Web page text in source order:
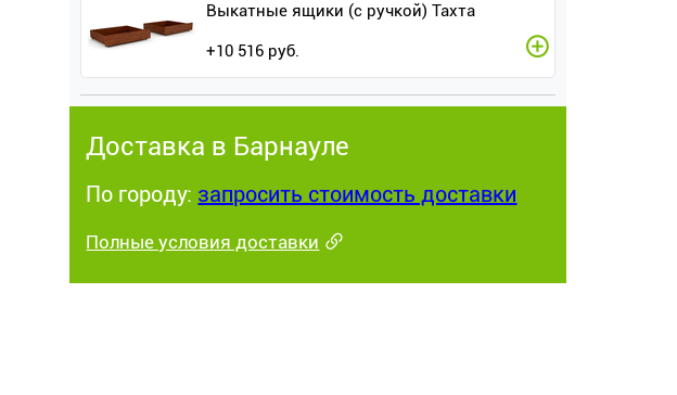
Выкатные ящики (с ручкой) Тахта
+10 516 руб.
Доставка в Барнауле
По городу: запросить стоимость доставки
Полные условия доставки